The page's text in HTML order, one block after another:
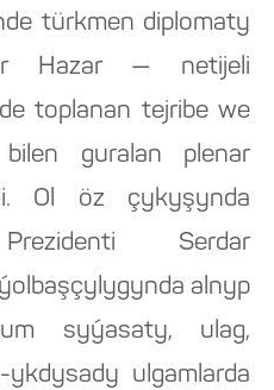
türkmen diplomaty
Hazar — netijeli
toplanan tejribe we
guralan plenar
Ol öz çykyşynda
Serdar
alnyp
syýasaty, ulag,
ulgamlarda